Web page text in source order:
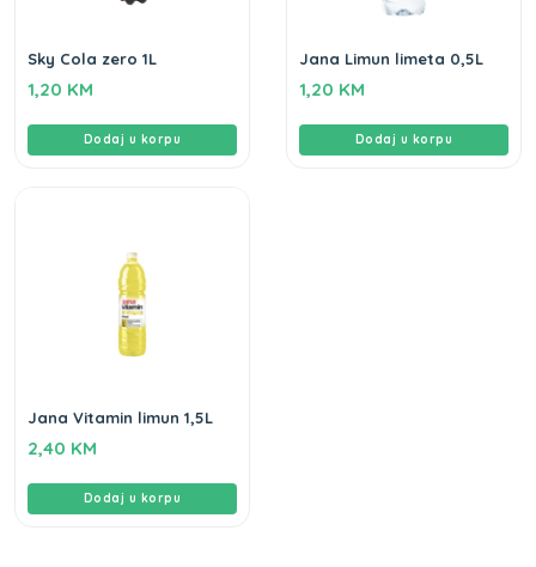
Sky Cola zero 1L
1,20 KM
Dodaj u korpu
Jana Limun limeta 0,5L
1,20 KM
Dodaj u korpu
Jana Vitamin limun 1,5L
2,40 KM
Dodaj u korpu